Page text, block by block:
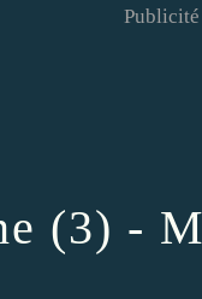
Publicité
(3) -